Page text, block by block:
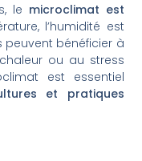
le microclimat est
l’humidité est
peuvent bénéficier à
ou au stress
est essentiel
et pratiques